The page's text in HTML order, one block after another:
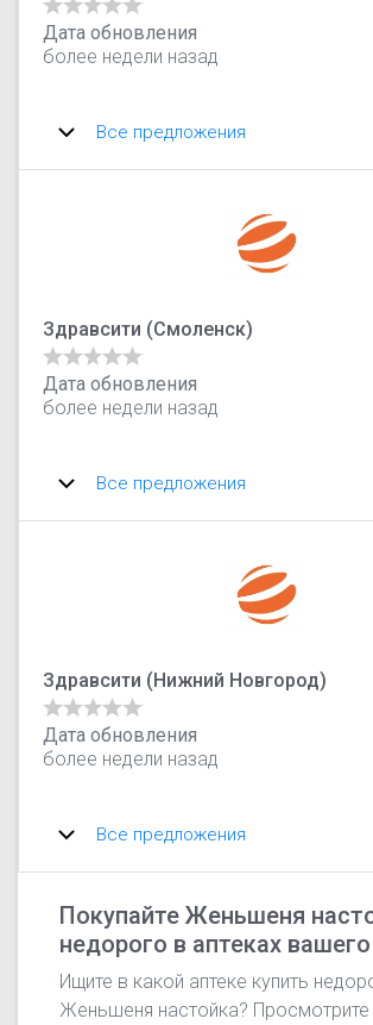
Дата обновления
более недели назад
Все предложения
Здравсити (Смоленск)
Дата обновления
более недели назад
Все предложения
Здравсити (‎Нижний Новгород)
Дата обновления
более недели назад
Все предложения
Покупайте Женьшеня
недорого в аптеках
Ищите в какой аптеке купить
Женьшеня настойка?